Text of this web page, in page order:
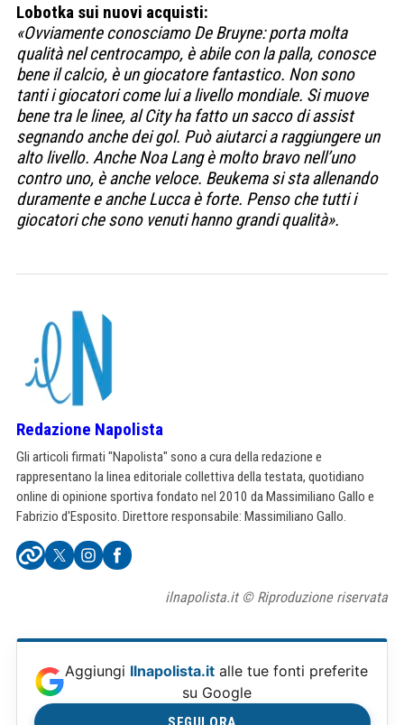
Lobotka sui nuovi acquisti:
«Ovviamente conosciamo De Bruyne: porta molta
qualità nel centrocampo, è abile con la palla, conosce
bene il calcio, è un giocatore fantastico. Non sono
tanti i giocatori come lui a livello mondiale. Si muove
bene tra le linee, al City ha fatto un sacco di assist
segnando anche dei gol. Può aiutarci a raggiungere un
alto livello. Anche Noa Lang è molto bravo nell’uno
contro uno, è anche veloce. Beukema si sta allenando
duramente e anche Lucca è forte. Penso che tutti i
giocatori che sono venuti hanno grandi qualità».
Redazione Napolista
Gli articoli firmati "Napolista" sono a cura della redazione e
rappresentano la linea editoriale collettiva della testata, quotidiano
online di opinione sportiva fondato nel 2010 da Massimiliano Gallo e
Fabrizio d'Esposito. Direttore responsabile: Massimiliano Gallo.
ilnapolista.it © Riproduzione riservata
Aggiungi Ilnapolista.it alle tue fonti preferite
su Google